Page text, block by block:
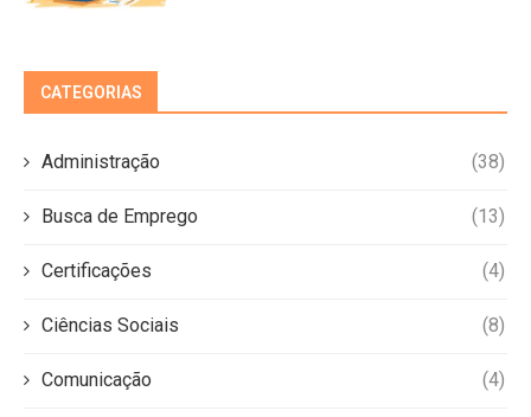
CATEGORIAS
Administração (38)
Busca de Emprego (13)
Certificações (4)
Ciências Sociais (8)
Comunicação (4)